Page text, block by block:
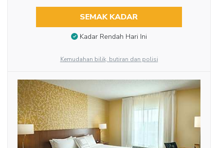
SEMAK KADAR
Kadar Rendah Hari Ini
Kemudahan bilik, butiran dan polisi